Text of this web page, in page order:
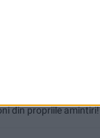
din propriile amintiri!